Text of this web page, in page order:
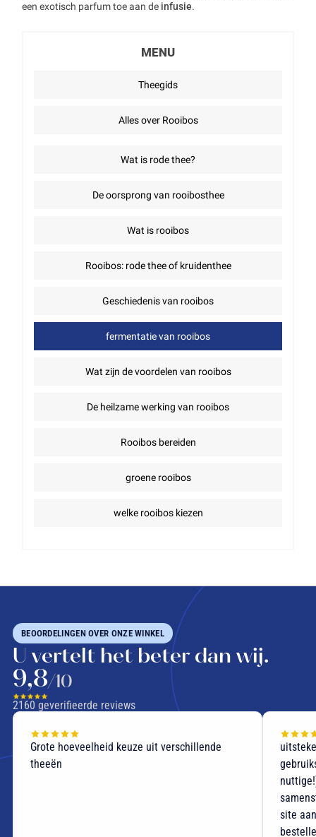
een exotisch parfum toe aan de infusie.
MENU
Theegids
Alles over Rooibos
Wat is rode thee?
De oorsprong van rooibosthee
Wat is rooibos
Rooibos: rode thee of kruidenthee
Geschiedenis van rooibos
fermentatie van rooibos
Wat zijn de voordelen van rooibos
De heilzame werking van rooibos
Rooibos bereiden
groene rooibos
welke rooibos kiezen
BEOORDELINGEN OVER ONZE WINKEL
U vertelt het beter dan wij.
9,8/10
2160 geverifieerde reviews
Grote hoeveelheid keuze uit verschillende
theeën
site